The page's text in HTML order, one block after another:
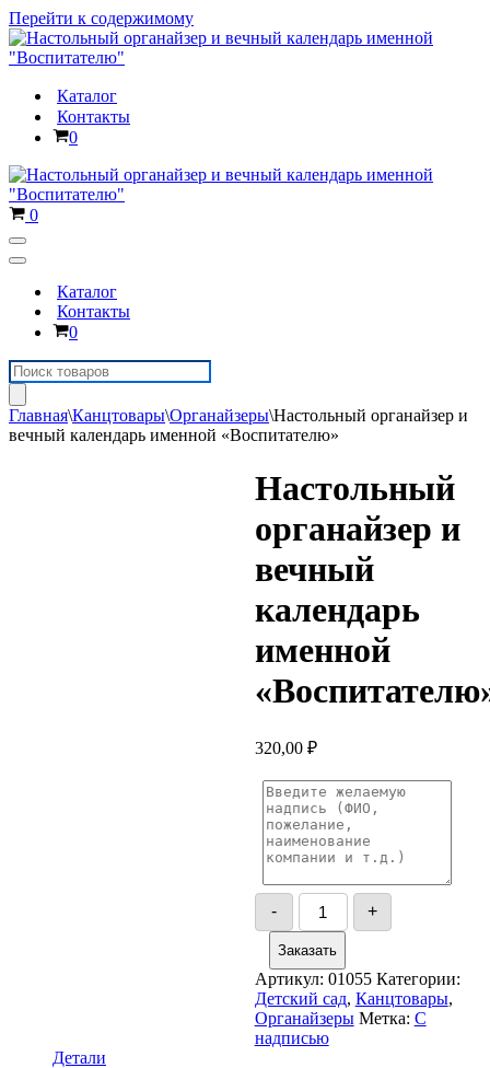
Перейти к содержимому
Каталог
Контакты
Корзина
0
Корзина
0
Меню
навигации
Меню
навигацииКаталог
Контакты
Корзина
0
Поиск
товаров
Главная\Канцтовары\Органайзеры\Настольный органайзер и
вечный календарь именной «Воспитателю»
Настольный
органайзер и
вечный
календарь
именной
320,00 ₽
-
Количество
товара
Настольный
органайзер
и
вечный
календарь
именной
"Воспитателю"
+
Заказать
Артикул: 01055 Категории:
Детский сад, Канцтовары,
Органайзеры Метка: С
надписью
Детали